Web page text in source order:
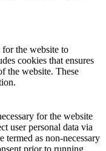
for the website to
cookies that ensures
the website. These
for the website
user personal data via
termed as non-necessary